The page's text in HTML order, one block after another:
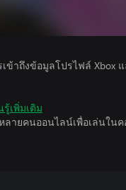
เข้าถึงข้อมูลโปรไฟล์
รู้เพิ่มเติม
ายคนออนไลน์เพื่อเล่นในค